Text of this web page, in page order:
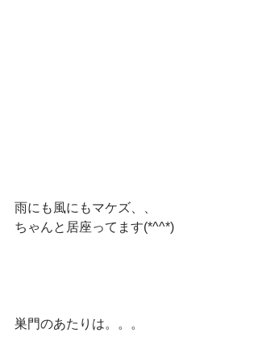
雨にも風にもマケズ、、
ちゃんと居座ってます(*^^*)
巣門のあたりは。。。